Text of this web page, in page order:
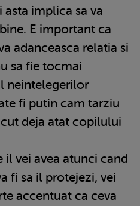
implica sa va
E important ca
adanceasca relatia si
sa fie tocmai
neintelegerilor
fi putin cam tarziu
deja atat copilului
il vei avea atunci cand
fi sa il protejezi, vei
accentuat ca ceva